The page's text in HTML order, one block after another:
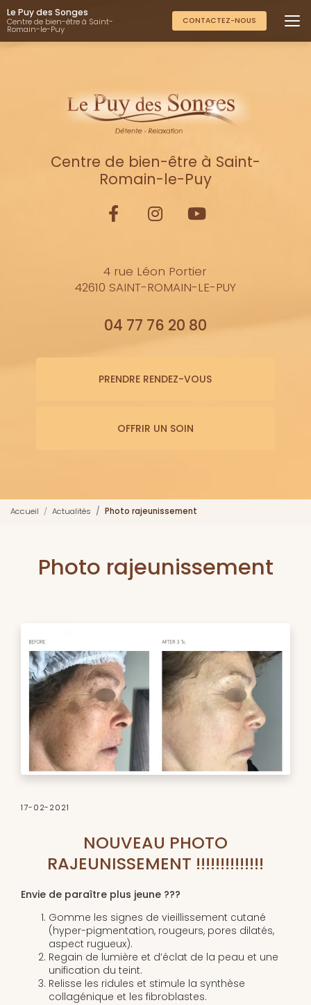
Aller
au
contenu
principal
Le Puy des Songes
Centre de bien-être à Saint-
Romain-le-Puy
CONTACTEZ-NOUS
Centre de bien-être à Saint-
Romain-le-Puy
4 rue Léon Portier
42610 SAINT-ROMAIN-LE-PUY
04 77 76 20 80
PRENDRE RENDEZ-VOUS
OFFRIR UN SOIN
Accueil Actualités Photo rajeunissement
Photo rajeunissement
17-02-2021
NOUVEAU PHOTO
RAJEUNISSEMENT !!!!!!!!!!!!!!
Envie de paraître plus jeune ???
Gomme les signes de vieillissement cutané
(hyper-pigmentation, rougeurs, pores dilatés,
aspect rugueux).
Regain de lumière et d’éclat de la peau et une
unification du teint.
Relisse les ridules et stimule la synthèse
collagénique et les fibroblastes.